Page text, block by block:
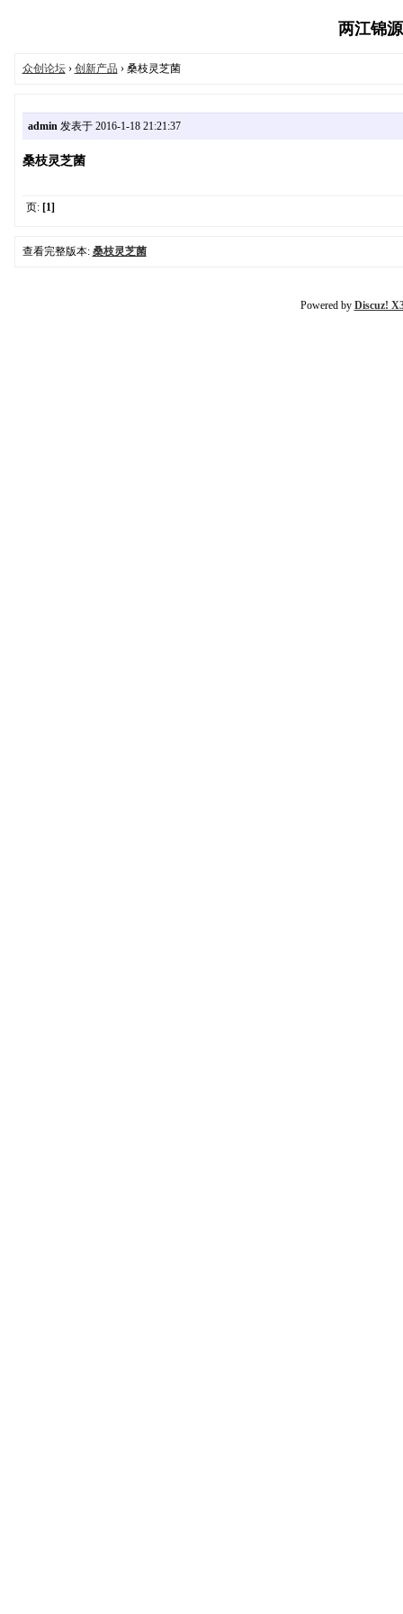
两江锦
众创论坛› 创新产品 › 桑枝灵芝菌
admin发表于 2016-1-18 21:21:37
桑枝灵芝菌
页: [1]
查看完整版本: 桑枝灵芝菌
Powered by Discuz!